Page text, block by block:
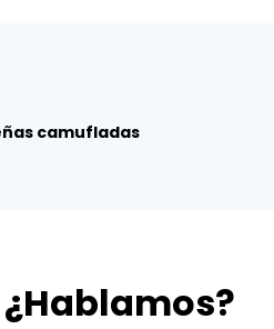
camufladas
¿Hablamos?